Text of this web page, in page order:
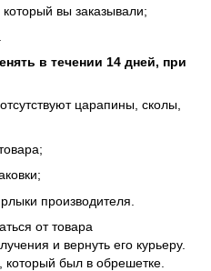
который вы заказывали;
в течении 14 дней, при
царапины, сколы,
производителя.
от товара
и вернуть его курьеру.
который был в обрешетке.